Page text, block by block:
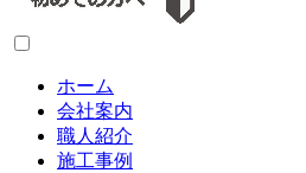
ホーム
会社案内
職人紹介
施工事例